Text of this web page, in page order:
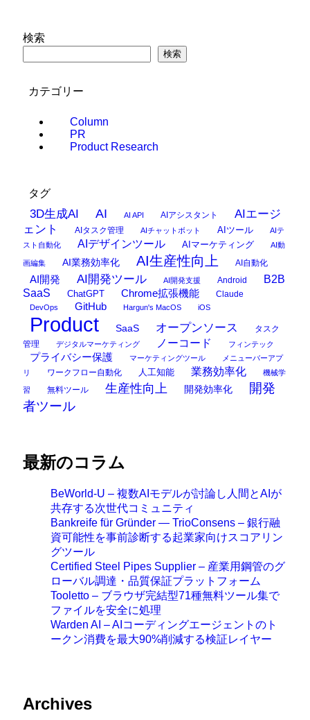
検索
検索
カテゴリー
Column
PR
Product Research
タグ
3D生成AI AI AI API AIアシスタント
AIエージ
ェント
AIタスク管理 AIチャットボット AIツール
AIテ
スト自動化
AIデザインツール AIマーケティング AI動
画編集 AI業務効率化 AI生産性向上 AI自動化
AI開発 AI開発ツール AI開発支援 Android
B2B
SaaS
ChatGPT Chrome拡張機能 Claude
DevOps GitHub Hargun's MacOS iOS
Product SaaS オープンソース
タスク
管理
デジタルマーケティング ノーコード フィンテック
プライバシー保護 マーケティングツール
メニューバーアプ
リ
ワークフロー自動化 人工知能 業務効率化 機械学
習 無料ツール 生産性向上 開発効率化
開発
者ツール
最新のコラム
BeWorld-U – 複数AIモデルが討論し人間とAIが
共存する次世代コミュニティ
Bankreife für Gründer — TrioConsens – 銀行融
資可能性を事前診断する起業家向けスコアリン
グツール
Certified Steel Pipes Supplier – 産業用鋼管のグ
ローバル調達・品質保証プラットフォーム
Tooletto – ブラウザ完結型71種無料ツール集で
ファイルを安全に処理
Warden AI – AIコーディングエージェントのト
ークン消費を最大90%削減する検証レイヤー
Archives